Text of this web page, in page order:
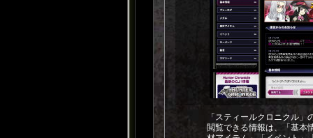
「スティールクロニクル
閲覧できる情報は、「基本